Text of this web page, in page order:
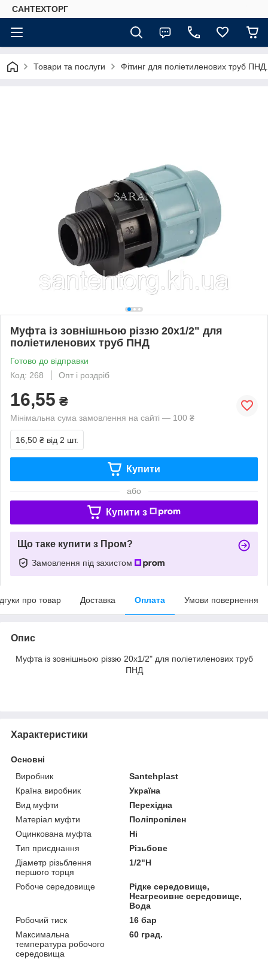
САНТЕХТОРГ
Товари та послуги Фітинг для поліетиленових труб ПНД.
Муфта із зовнішньою різзю 20х1/2" для
поліетиленових труб ПНД
Готово до відправки
Код: 268
Опт і роздріб
16,55 ₴
Мінімальна сума замовлення на сайті — 100 ₴
16,50 ₴ від 2 шт.
Купити
або
Купити з
Що таке купити з Пром?
Замовлення під захистом
про товар Доставка Оплата Умови повернення
Опис
Муфта із зовнішньою різзю 20х1/2" для поліетиленових труб
ПНД
Характеристики
Основні
Виробник
Santehplast
Країна виробник
Україна
Вид муфти
Перехідна
Матеріал муфти
Поліпропілен
Оцинкована муфта
Ні
Тип приєднання
Різьбове
Діаметр різьблення
першого торця
1/2"Н
Робоче середовище
Рідке середовище,
Неагресивне середовище,
Вода
Робочий тиск
16 бар
Максимальна
температура робочого
середовища
60 град.